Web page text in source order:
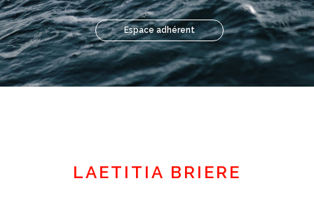
Espace adhérent
LAETITIA BRIERE